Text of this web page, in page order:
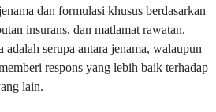
dan formulasi khusus berdasarkan
insurans, dan matlamat rawatan.
adalah serupa antara jenama, walaupun
respons yang lebih baik terhadap
lain.